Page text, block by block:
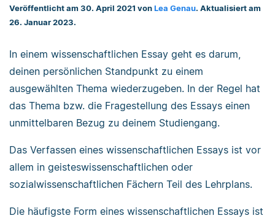
Veröffentlicht am 30. April 2021 von Lea Genau. Aktualisiert am
26. Januar 2023.
In einem wissenschaftlichen Essay geht es darum,
deinen persönlichen Standpunkt zu einem
ausgewählten Thema wiederzugeben. In der Regel hat
das Thema bzw. die Fragestellung des Essays einen
unmittelbaren Bezug zu deinem Studiengang.
Das Verfassen eines wissenschaftlichen Essays ist vor
allem in geisteswissenschaftlichen oder
sozialwissenschaftlichen Fächern Teil des Lehrplans.
Die häufigste Form eines wissenschaftlichen Essays ist